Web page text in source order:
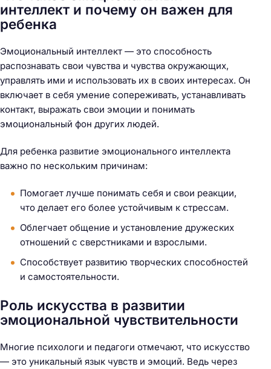
интеллект и почему он важен для
ребенка
Эмоциональный интеллект — это способность
распознавать свои чувства и чувства окружающих,
управлять ими и использовать их в своих интересах. Он
включает в себя умение сопереживать, устанавливать
контакт, выражать свои эмоции и понимать
эмоциональный фон других людей.
Для ребенка развитие эмоционального интеллекта
важно по нескольким причинам:
Помогает лучше понимать себя и свои реакции,
что делает его более устойчивым к стрессам.
Облегчает общение и установление дружеских
отношений с сверстниками и взрослыми.
Способствует развитию творческих способностей
и самостоятельности.
Роль искусства в развитии
эмоциональной чувствительности
Многие психологи и педагоги отмечают, что искусство
— это уникальный язык чувств и эмоций. Ведь через